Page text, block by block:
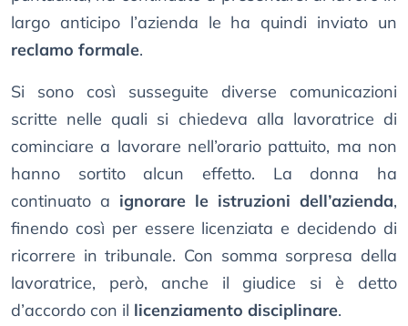
largo anticipo l’azienda le ha quindi inviato un
reclamo formale.
Si sono così susseguite diverse comunicazioni
scritte nelle quali si chiedeva alla lavoratrice di
cominciare a lavorare nell’orario pattuito, ma non
hanno sortito alcun effetto. La donna ha
continuato a ignorare le istruzioni dell’azienda,
finendo così per essere licenziata e decidendo di
ricorrere in tribunale. Con somma sorpresa della
lavoratrice, però, anche il giudice si è detto
d’accordo con il licenziamento disciplinare.